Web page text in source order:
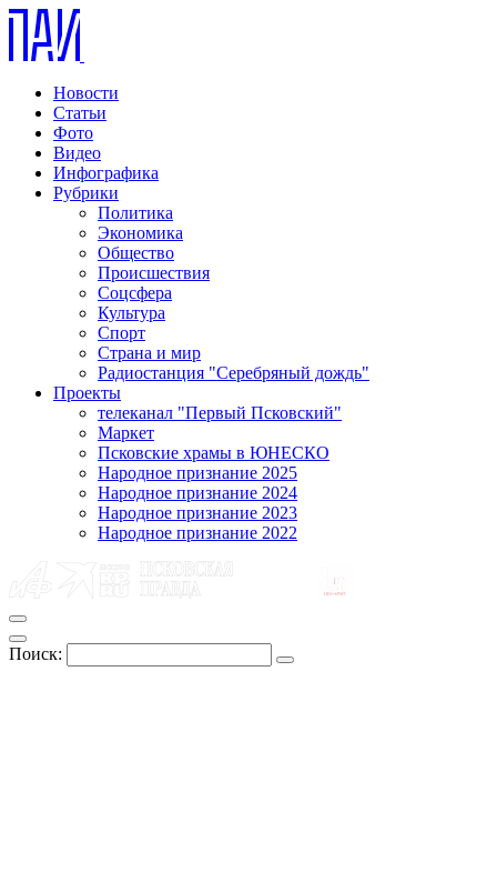
Новости
Статьи
Фото
Видео
Инфографика
Рубрики
Политика
Экономика
Общество
Происшествия
Соцсфера
Культура
Спорт
Страна и мир
Радиостанция "Серебряный дождь"
Проекты
телеканал "Первый Псковский"
Маркет
Псковские храмы в ЮНЕСКО
Народное признание 2025
Народное признание 2024
Народное признание 2023
Народное признание 2022
Поиск: